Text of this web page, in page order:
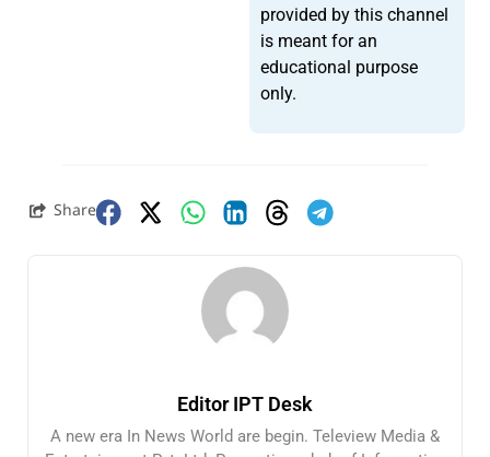
provided by this channel
is meant for an
educational purpose
only.
Share
Editor IPT Desk
A new era In News World are begin. Teleview Media &